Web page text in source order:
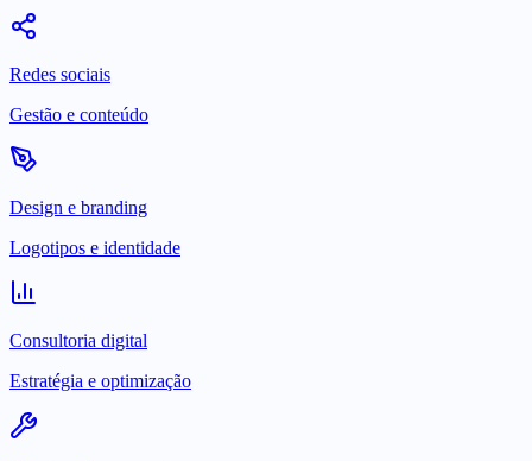
Redes sociais
Gestão e conteúdo
Design e branding
Logotipos e identidade
Consultoria digital
Estratégia e optimização